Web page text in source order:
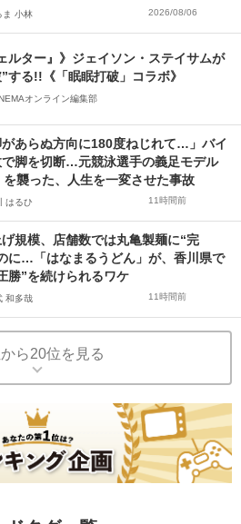
ま 小林 2026/08/06
ルター』》ジェイソン・ステイサムが
する!!《「眠眠打破」コラボ》
オンライン編集部
があらぬ方向に180度ねじれて…」バイ
で脚を切断…元競泳選手の義足モデル
を襲った、人生を一変させた事故
はるひ 11時間前
規模、店舗数では丸亀製麺に“完
に…「はなまるうどん」が、香川県で
勝”を続けられるワケ
和多哉 11時間前
ら20位を見る